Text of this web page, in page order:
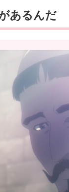
あるんだ